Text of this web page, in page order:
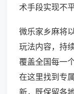
术手段实现不
微乐家乡麻将
玩法内容，持
覆盖全国每一
在这里找到专